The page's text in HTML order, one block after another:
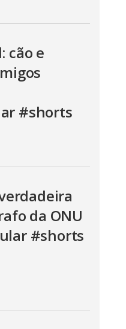
cão e
#shorts
da ONU
#shorts